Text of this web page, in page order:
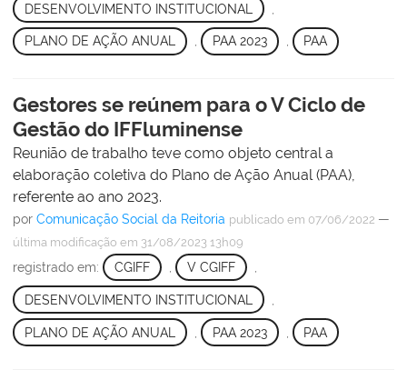
DESENVOLVIMENTO INSTITUCIONAL
PLANO DE AÇÃO ANUAL , PAA 2023 , PAA
Gestores se reúnem para o V Ciclo de
Gestão do IFFluminense
Reunião de trabalho teve como objeto central a
elaboração coletiva do Plano de Ação Anual (PAA),
referente ao ano 2023.
por Comunicação Social da Reitoria publicado em 07/06/2022 —
última modificação em 31/08/2023 13h09
registrado em: CGIFF V CGIFF
DESENVOLVIMENTO INSTITUCIONAL
PLANO DE AÇÃO ANUAL PAA 2023 PAA